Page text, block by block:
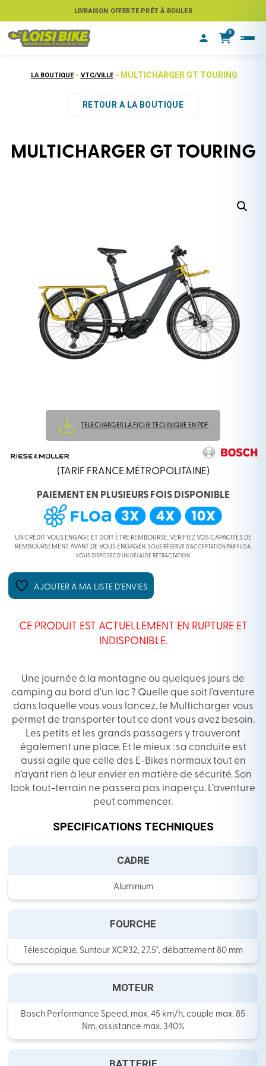
LIVRAISON OFFERTE PRÊT À ROULER
ASSUREZ VOTRE VÉLO CONTRE LE VOL
0
LA BOUTIQUE - VTC/VILLE - MULTICHARGER GT TOURING
RETOUR A LA BOUTIQUE
MULTICHARGER GT TOURING
TELECHARGER LA FICHE TECHNIQUE EN PDF
(TARIF FRANCE MÉTROPOLITAINE)
PAIEMENT EN PLUSIEURS FOIS DISPONIBLE
UN CRÉDIT VOUS ENGAGE ET DOIT ÊTRE REMBOURSÉ. VÉRIFIEZ VOS CAPACITÉS DE
REMBOURSEMENT AVANT DE VOUS ENGAGER. SOUS RÉSERVE D’ACCEPTATION PAR FLOA.
VOUS DISPOSEZ D’UN DÉLAI DE RÉTRACTATION.
AJOUTER À MA LISTE D’ENVIES
CE PRODUIT EST ACTUELLEMENT EN RUPTURE ET
INDISPONIBLE.
Une journée à la montagne ou quelques jours de
camping au bord d’un lac ? Quelle que soit l’aventure
dans laquelle vous vous lancez, le Multicharger vous
permet de transporter tout ce dont vous avez besoin.
Les petits et les grands passagers y trouveront
également une place. Et le mieux : sa conduite est
aussi agile que celle des E-Bikes normaux tout en
n’ayant rien à leur envier en matière de sécurité. Son
look tout-terrain ne passera pas inaperçu. L’aventure
peut commencer.
SPECIFICATIONS TECHNIQUES
CADRE
Aluminium
FOURCHE
Télescopique, Suntour XCR32, 27.5", débattement 80 mm
MOTEUR
Bosch Performance Speed, max. 45 km/h, couple max. 85
Nm, assistance max. 340%